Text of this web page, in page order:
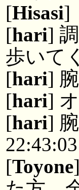
[Hisasi]
[hari]
歩いて
[hari]
[hari]
[hari]
[Toyone